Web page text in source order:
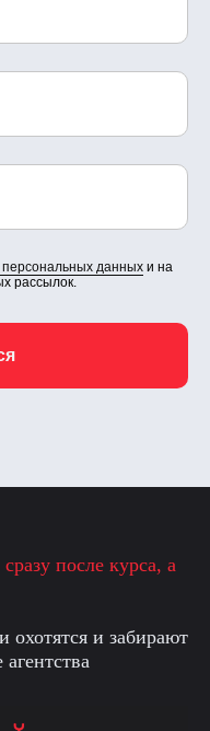
данных и на
рассылок.
после курса, а
охотятся и забирают